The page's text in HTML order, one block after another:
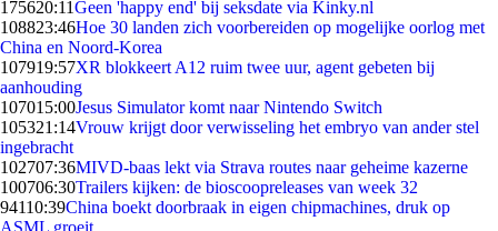
175620:11Geen 'happy end' bij seksdate via Kinky.nl
108823:46Hoe 30 landen zich voorbereiden op mogelijke oorlog met
China en Noord-Korea
107919:57XR blokkeert A12 ruim twee uur, agent gebeten bij
aanhouding
107015:00Jesus Simulator komt naar Nintendo Switch
105321:14Vrouw krijgt door verwisseling het embryo van ander stel
ingebracht
102707:36MIVD-baas lekt via Strava routes naar geheime kazerne
100706:30Trailers kijken: de bioscoopreleases van week 32
94110:39China boekt doorbraak in eigen chipmachines, druk op
ASML groeit